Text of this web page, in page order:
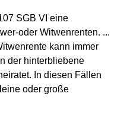
SGB VI eine
oder Witwenrenten. ...
kann immer
der hinterbliebene
In diesen Fällen
oder große